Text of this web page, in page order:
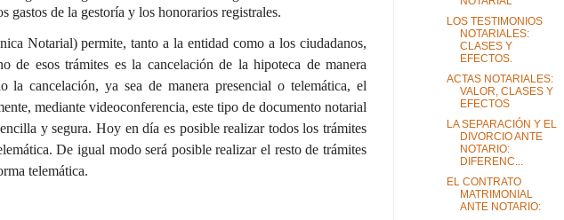
gastos de la gestoría y los honorarios registrales.
Notarial) permite, tanto a la entidad como a los ciudadanos,
de esos trámites es la cancelación de la hipoteca de manera
cancelación, ya sea de manera presencial o telemática, el
mediante videoconferencia, este tipo de documento notarial
y segura. Hoy en día es posible realizar todos los trámites
De igual modo será posible realizar el resto de trámites
telemática.
LOS TESTIMONIOS
NOTARIALES:
CLASES Y
EFECTOS.
ACTAS NOTARIALES:
VALOR, CLASES Y
EFECTOS
LA SEPARACIÓN Y EL
DIVORCIO ANTE
NOTARIO:
DIFERENC...
EL CONTRATO
MATRIMONIAL
ANTE NOTARIO: